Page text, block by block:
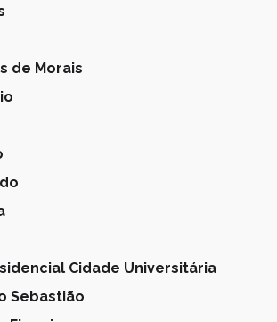
de Morais
Cidade Universitária
Sebastião